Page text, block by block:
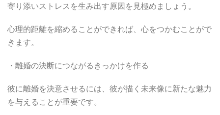
寄り添いストレスを生み出す原因を見極めましょう。
心理的距離を縮めることができれば、心をつかむことがで
きます。
・離婚の決断につながるきっかけを作る
彼に離婚を決意させるには、彼が描く未来像に新たな魅力
を与えることが重要です。